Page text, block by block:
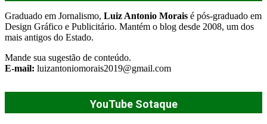
Graduado em Jornalismo, Luiz Antonio Morais é pós-graduado em
Design Gráfico e Publicitário. Mantém o blog desde 2008, um dos
mais antigos do Estado.
Mande sua sugestão de conteúdo.
E-mail: luizantoniomorais2019@gmail.com
YouTube Sotaque